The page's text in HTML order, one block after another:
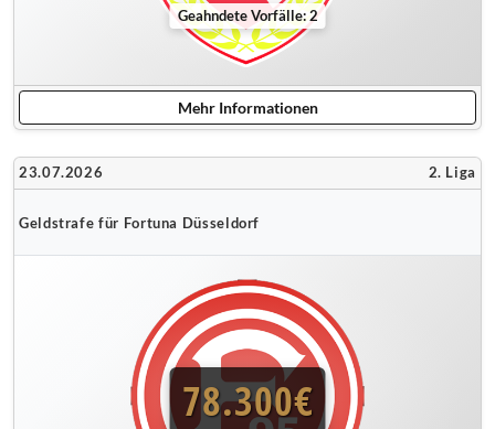
Geahndete Vorfälle: 2
Mehr Informationen
23.07.2026 2. Liga
Geldstrafe für Fortuna Düsseldorf
78.300€